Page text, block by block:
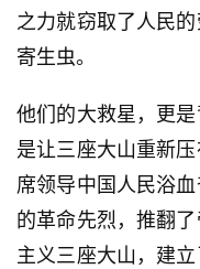
之力就窃取了人民
寄生虫。
他们的大救星，更是
是让三座大山重新
席领导中国人民浴
的革命先烈，推翻
主义三座大山，建